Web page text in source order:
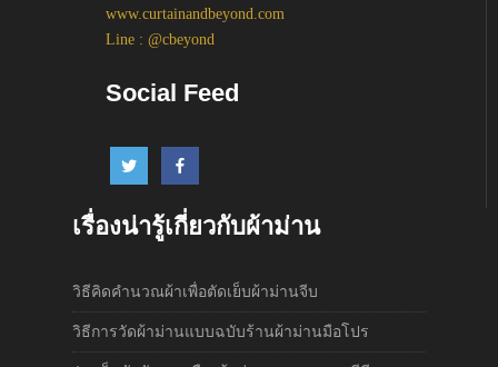
www.curtainandbeyond.com
Line : @cbeyond
Social Feed
เรื่องน่ารู้เกี่ยวกับผ้าม่าน
วิธีคิดคำนวณผ้าเพื่อตัดเย็บผ้าม่านจีบ
วิธีการวัดผ้าม่านแบบฉบับร้านผ้าม่านมือโปร